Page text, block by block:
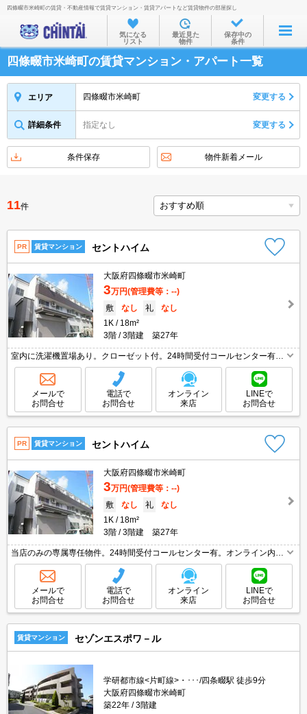
お部屋を探す
沿線・駅から
住所から
物件特集から
不動産会社から
TOP
四條畷市米崎町の賃貸・不動産情報で賃貸マンション・賃貸アパートなど賃貸物件の部屋探し
気になる
リスト
最近見た
物件
保存中の
条件
四條畷市米崎町の賃貸マンション・アパート一覧
エリア 四條畷市米崎町 変更する
詳細条件 指定なし 変更する
条件保存 物件新着メール
11件
PR 賃貸マンション セントハイム
大阪府四條畷市米崎町
3万円(管理費等：--)
敷
なし 礼
なし
1K
18m²
3階
3階建 築27年
室内に洗濯機置場あり。クローゼット付。24時間受付コールセンター有。
初期費用・家賃カード払い可。引越会社指定(実費)。敷金・礼金0物件で
す!。ぜひお問合せください。
メールで
お問合せ
電話で
お問合せ
オンライン
来店
LINEで
お問合せ
PR 賃貸マンション セントハイム
大阪府四條畷市米崎町
3万円(管理費等：--)
敷
なし 礼
なし
1K
18m²
3階
3階建 築27年
当店のみの専属専任物件。24時間受付コールセンター有。オンライン内見
対応可。南向き。家賃の支払でポイントたまります（条件あり）。初期費
用・家賃カード払い可。全居室に収納スペースあり。
メールで
お問合せ
電話で
お問合せ
オンライン
来店
LINEで
お問合せ
賃貸マンション セゾンエスポワ－ル
学研都市線<片町線>・･･･/四条畷駅 徒歩9分
大阪府四條畷市米崎町
築22年
3階建